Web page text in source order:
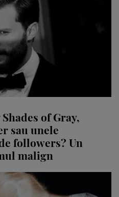
of Gray,
sau unele
followers? Un
malign